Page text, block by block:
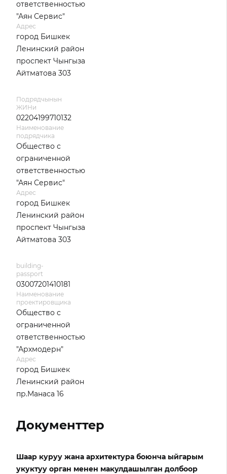
ответственностью
"Аян Сервис"
Адрес
город Бишкек
Ленинский район
проспект Чынгыза
Айтматова 303
Подрядчынын
ЖИНи
02204199710132
Наименование
подрядчика
Общество с
ограниченной
ответственностью
"Аян Сервис"
Адрес
город Бишкек
Ленинский район
проспект Чынгыза
Айтматова 303
building-
passport
03007201410181
Наименование
проектировщика
Общество с
ограниченной
ответственностью
"Архмодерн"
Адрес
город Бишкек
Ленинский район
пр.Манаса 16
Документтер
Шаар куруу жана архитектура боюнча ыйгарым
укуктуу орган менен макулдашылган долбоор